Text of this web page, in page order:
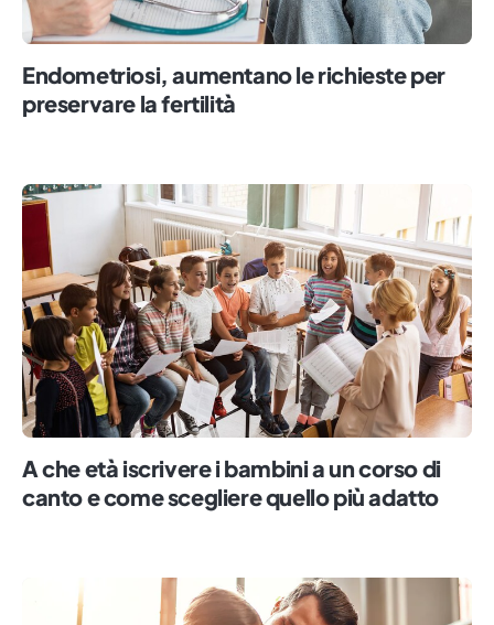
Endometriosi, aumentano le richieste per
preservare la fertilità
A che età iscrivere i bambini a un corso di
canto e come scegliere quello più adatto